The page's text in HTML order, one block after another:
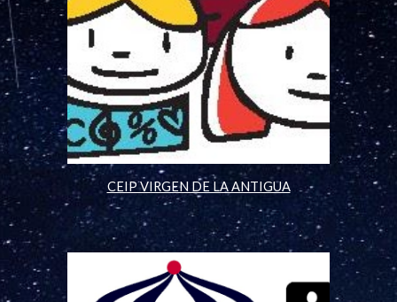
CEIP VIRGEN DE LA ANTIGUA